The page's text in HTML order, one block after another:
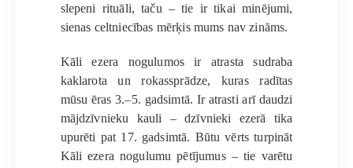
slepeni rituāli, taču – tie ir tikai minējumi,
sienas celtniecības mērķis mums nav zināms.
Kāli ezera nogulumos ir atrasta sudraba
kaklarota un rokassprādze, kuras radītas
mūsu ēras 3.–5. gadsimtā. Ir atrasti arī daudzi
mājdzīvnieku kauli – dzīvnieki ezerā tika
upurēti pat 17. gadsimtā. Būtu vērts turpināt
Kāli ezera nogulumu pētījumus – tie varētu